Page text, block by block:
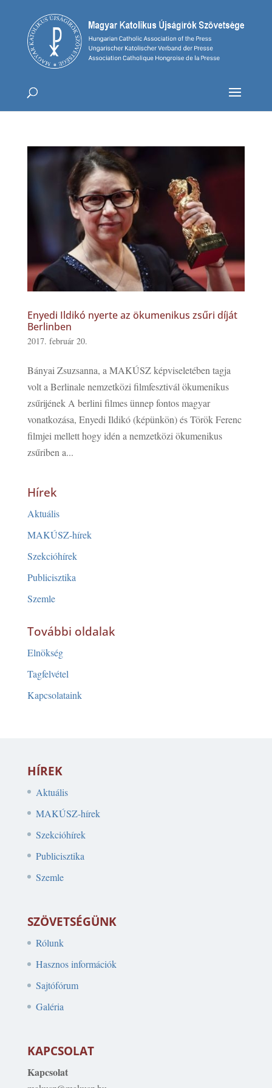
Enyedi Ildikó nyerte az ökumenikus zsűri díját
Berlinben
2017. február 20.
Bányai Zsuzsanna, a MAKÚSZ képviseletében tagja
volt a Berlinale nemzetközi filmfesztivál ökumenikus
zsűrijének A berlini filmes ünnep fontos magyar
vonatkozása, Enyedi Ildikó (képünkön) és Török Ferenc
filmjei mellett hogy idén a nemzetközi ökumenikus
zsűriben a...
Hírek
Aktuális
MAKÚSZ-hírek
Szekcióhírek
Publicisztika
Szemle
További oldalak
Elnökség
Tagfelvétel
Kapcsolataink
HÍREK
Aktuális
MAKÚSZ-hírek
Szekcióhírek
Publicisztika
Szemle
SZÖVETSÉGÜNK
Rólunk
Hasznos információk
Sajtófórum
Galéria
KAPCSOLAT
Kapcsolat